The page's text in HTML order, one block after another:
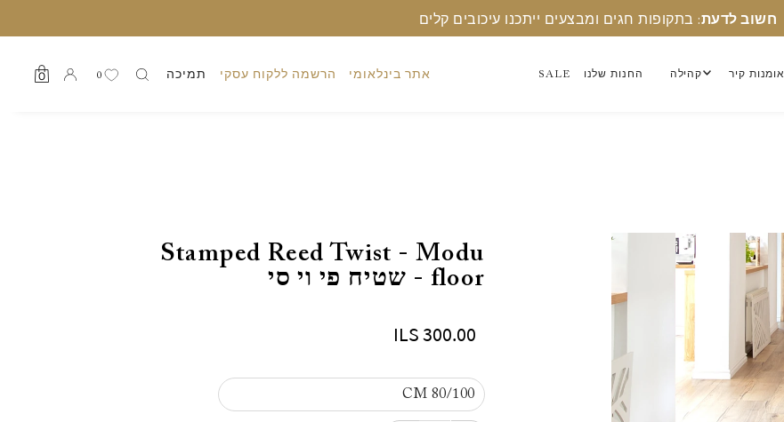
חשוב לדעת: בתקופות חגים ומבצעים ייתכנו עיכובים קלים
אומנות קיר קהילה החנות שלנו SALE אתר בינלאומי הרשמה ללקוח עסקי תמיכה 0
0
Stamped Reed Twist - Modu
floor - שטיח פי וי סי
ILS 300.00
80/100 CM